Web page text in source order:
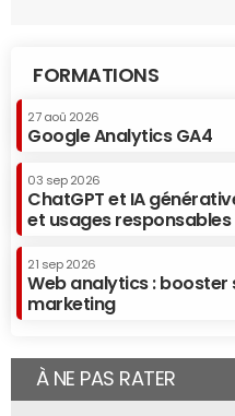
FORMATIONS
27 aoû 2026
Google Analytics GA4
03 sep 2026
ChatGPT et IA
et usages responsables
21 sep 2026
Web analytics :
marketing
À NE PAS RATER